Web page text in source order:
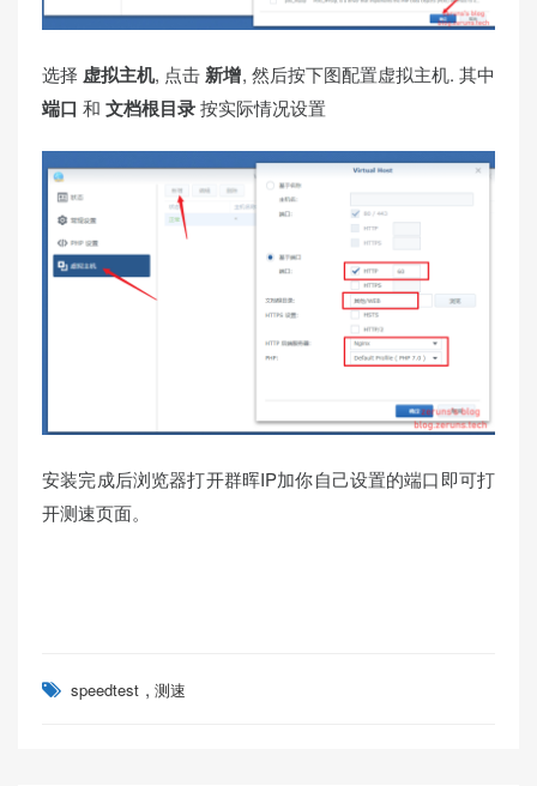
选择 虚拟主机, 点击 新增, 然后按下图配置虚拟主机. 其中
端口 和 文档根目录按实际情况设置
安装完成后浏览器打开群晖IP加你自己设置的端口即可打
开测速页面。
speedtest , 测速